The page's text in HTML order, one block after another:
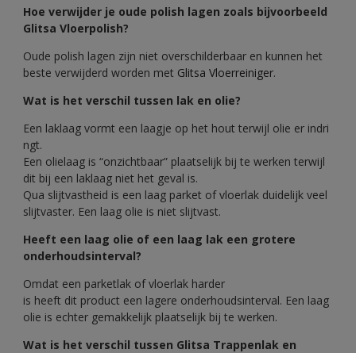
Hoe verwijder je oude polish lagen zoals bijvoorbeeld
Glitsa Vloerpolish?
Oude polish lagen zijn niet overschilderbaar en kunnen het
beste verwijderd worden met Glitsa Vloerreiniger.
Wat is het verschil tussen lak en olie?
Een laklaag vormt een laagje op het hout terwijl olie er indri
ngt.
Een olielaag is “onzichtbaar” plaatselijk bij te werken terwijl
dit bij een laklaag niet het geval is.
Qua slijtvastheid is een laag parket of vloerlak duidelijk veel
slijtvaster. Een laag olie is niet slijtvast.
Heeft een laag olie of een laag lak een grotere
onderhoudsinterval?
Omdat een parketlak of vloerlak harder
is heeft dit product een lagere onderhoudsinterval. Een laag
olie is echter gemakkelijk plaatselijk bij te werken.
Wat is het verschil tussen Glitsa Trappenlak en